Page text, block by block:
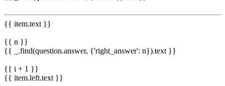
{{ item.text }}
{{ n }}
{{ _.find(question.answer, {'right_answer': n}).text }}
{{ i + 1 }}
{{ item.left.text }}